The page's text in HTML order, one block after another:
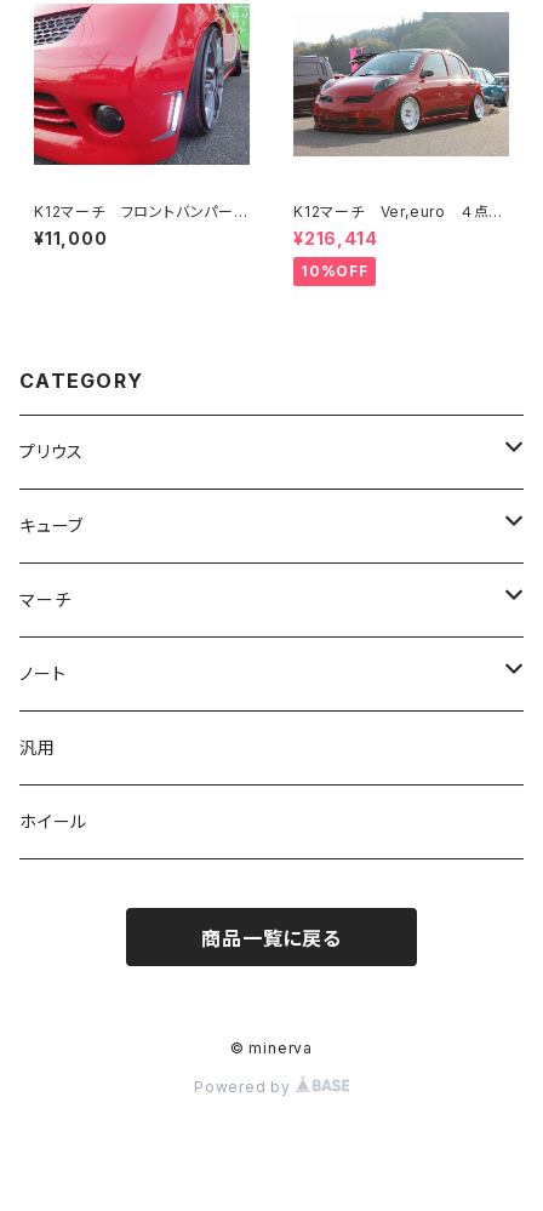
K12マーチ フロントバンパー対
応 サイドスリットLEDライト
Ver.euro、 STD 共通
¥11,000
K12マーチ Ver,euro ４点KI
T フロントバンパー+フラップ/
サイド/リア
¥216,414
10%OFF
CATEGORY
プリウス
３０プリウス
３点KIT
フロント
５０プリウス
３点KIT
フロント
キューブ
Z12キューブ JP
フロント
サイド
Z12キューブ US
マーチ
K12マーチ
フロントバンパー
サイドステップ
フロントフラップスポイラー
K13マーチ
ノート
E12ノート
汎用
ホイール
商品一覧に戻る
© minerva
Powered by